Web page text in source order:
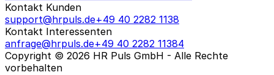
Kontakt Kunden
support@hrpuls.de+49 40 2282 1138
Kontakt Interessenten
anfrage@hrpuls.de+49 40 2282 11384
Copyright © 2026 HR Puls GmbH - Alle Rechte
vorbehalten